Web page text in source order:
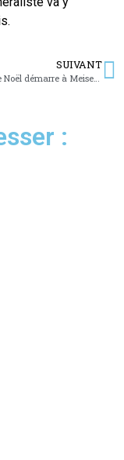
SUIVANT
La magie de Noël démarre à Meisenthal
: